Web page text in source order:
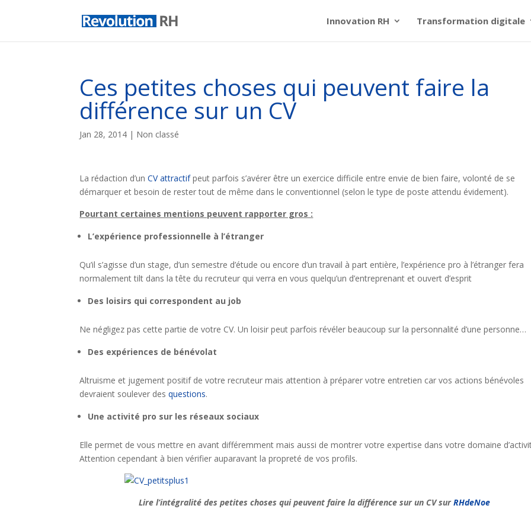
Innovation RH Transformation digitale
Ces petites choses qui peuvent faire la
différence sur un CV
Jan 28, 2014 | Non classé
La rédaction d’unCV attractifpeut parfois s’avérer être un exercice difficile entre envie de bien faire, volonté de se
démarquer et besoin de rester tout de même dans le conventionnel (selon le type de poste attendu évidement).
Pourtant certaines mentions peuvent rapporter gros :
L’expérience professionnelle à l’étranger
Qu’il s’agisse d’un stage, d’un semestre d’étude ou encore d’un travail à part entière, l’expérience pro à l’étranger fera
normalement tilt dans la tête du recruteur qui verra en vous quelqu’un d’entreprenant et ouvert d’esprit
Des loisirs qui correspondent au job
Ne négligez pas cette partie de votre CV. Un loisir peut parfois révéler beaucoup sur la personnalité d’une personne…
Des expériences de bénévolat
Altruisme et jugement positif de votre recruteur mais attention à préparer votre entretien car vos actions bénévoles
devraient soulever desquestions.
Une activité pro sur les réseaux sociaux
Elle permet de vous mettre en avant différemment mais aussi de montrer votre expertise dans votre domaine
Attention cependant à bien vérifier auparavant la propreté de vos profils.
Lire l’intégralité des petites choses qui peuvent faire la différence sur un CV surRHdeNoe